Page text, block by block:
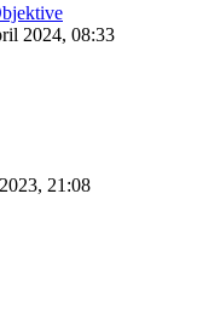
2024, 08:33
21:08